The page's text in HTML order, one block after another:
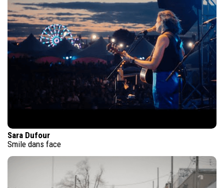
Sara Dufour
Smile dans face